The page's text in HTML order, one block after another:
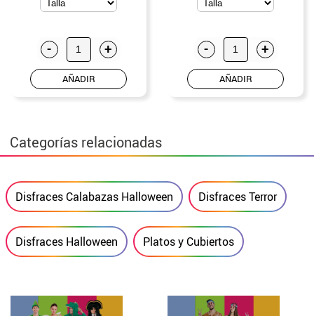
- +
AÑADIR
- +
AÑADIR
Categorías relacionadas
Disfraces Calabazas Halloween Disfraces Terror
Disfraces Halloween Platos y Cubiertos